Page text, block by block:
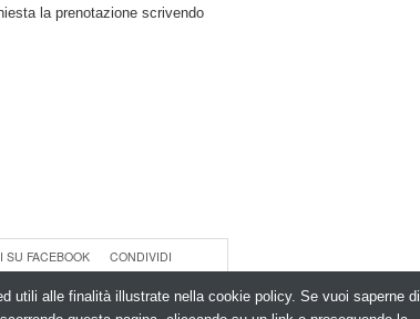
la prenotazione scrivendo
SU FACEBOOK CONDIVIDI
utili alle finalità illustrate nella cookie policy. Se vuoi saperne di